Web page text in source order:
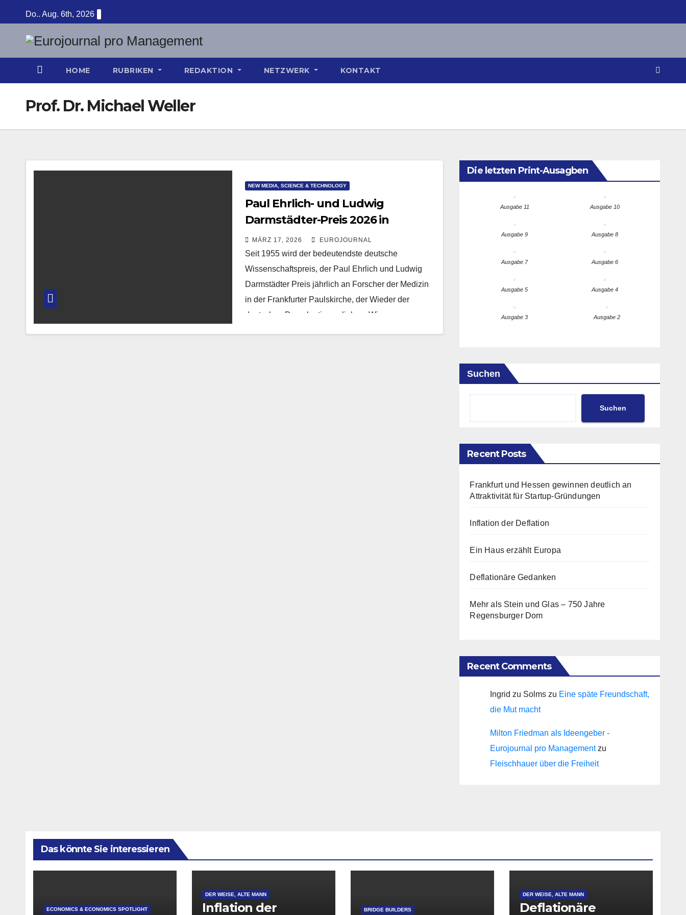
Inhalt
springen
Do.. Aug. 6th, 2026
HOME RUBRIKEN REDAKTION NETZWERK KONTAKT
Prof. Dr. Michael Weller
NEW MEDIA, SCIENCE & TECHNOLOGY
Paul Ehrlich- und Ludwig
Darmstädter-Preis 2026 in
Frankfurt verliehen
MÄRZ 17, 2026 EUROJOURNAL
Seit 1955 wird der bedeutendste deutsche
Wissenschaftspreis, der Paul Ehrlich und Ludwig
Darmstädter Preis jährlich an Forscher der Medizin
in der Frankfurter Paulskirche, der Wieder der
deutschen Demokratie, verliehen. Wie…
Die letzten Print-Ausagben
Ausgabe 11 Ausgabe 10
Ausgabe 9 Ausgabe 8
Ausgabe 7 Ausgabe 6
Ausgabe 5 Ausgabe 4
Ausgabe 3 Ausgabe 2
Suchen
Suchen
Recent Posts
Frankfurt und Hessen gewinnen deutlich an
Attraktivität für Startup-Gründungen
Inflation der Deflation
Ein Haus erzählt Europa
Deflationäre Gedanken
Mehr als Stein und Glas – 750 Jahre
Regensburger Dom
Recent Comments
Ingrid zu Solms zu Eine späte Freundschaft,
die Mut macht
Milton Friedman als Ideengeber -
Eurojournal pro Managementzu
Fleischhauer über die Freiheit
Das könnte Sie interessieren
ECONOMICS & ECONOMICS SPOTLIGHT
DER WEISE, ALTE MANN
Inflation der
BRIDGE BUILDERS
DER WEISE, ALTE MANN
Deflationäre